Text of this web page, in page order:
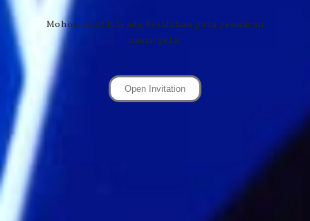
Mohon maaf bila ada kesalahan pada penulisan
nama/gelar
Open Invitation